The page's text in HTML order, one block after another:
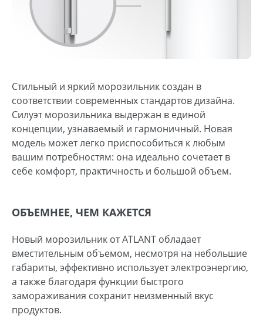
Стильный и яркий морозильник создан в
соответствии современных стандартов дизайна.
Силуэт морозильника выдержан в единой
концепции, узнаваемый и гармоничный. Новая
модель может легко приспособиться к любым
вашим потребностям: она идеально сочетает в
себе комфорт, практичность и большой объем.
ОБЪЕМНЕЕ, ЧЕМ КАЖЕТСЯ
Новый морозильник от ATLANT обладает
вместительным объемом, несмотря на небольшие
габариты, эффективно использует электроэнергию,
а также благодаря функции быстрого
замораживания сохранит неизменный вкус
продуктов.